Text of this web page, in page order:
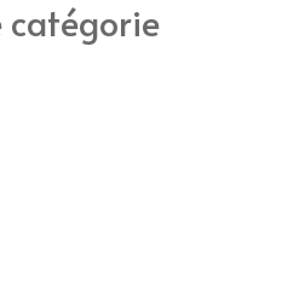
catégorie